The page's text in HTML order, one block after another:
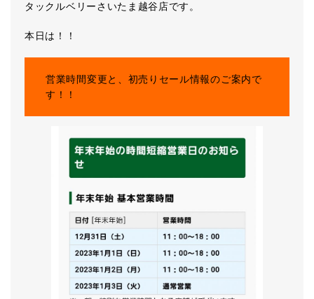
タックルベリーさいたま越谷店です。
本日は！！
営業時間変更と、初売りセール情報のご案内で
す！！